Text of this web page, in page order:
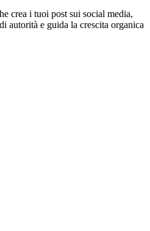
crea i tuoi post sui social media,
autorità e guida la crescita organica